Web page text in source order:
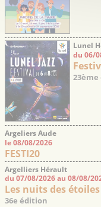
Lunel
du 06/
Argeliers Aude
le 08/08/2026
FESTI20
Argelliers Hérault
du 07/08/2026 au 08/08/
Les nuits des
36e édition